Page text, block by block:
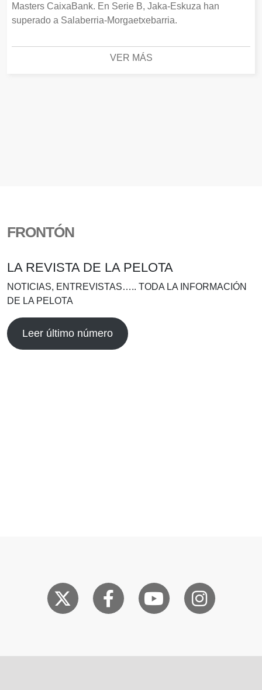
Masters CaixaBank. En Serie B, Jaka-Eskuza han
superado a Salaberria-Morgaetxebarria.
VER MÁS
FRONTÓN
LA REVISTA DE LA PELOTA
NOTICIAS, ENTREVISTAS….. TODA LA INFORMACIÓN
DE LA PELOTA
Leer último número